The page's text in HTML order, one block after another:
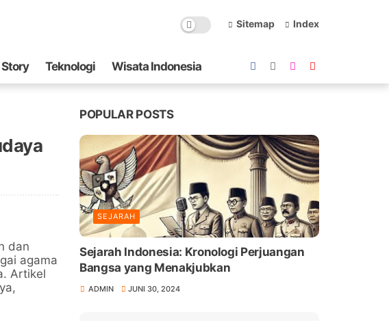
Sitemap Index
Story Teknologi Wisata Indonesia
dan
agama
Artikel
POPULAR POSTS
SEJARAH
Sejarah Indonesia: Kronologi Perjuangan
Bangsa yang Menakjubkan
ADMIN JUNI 30, 2024